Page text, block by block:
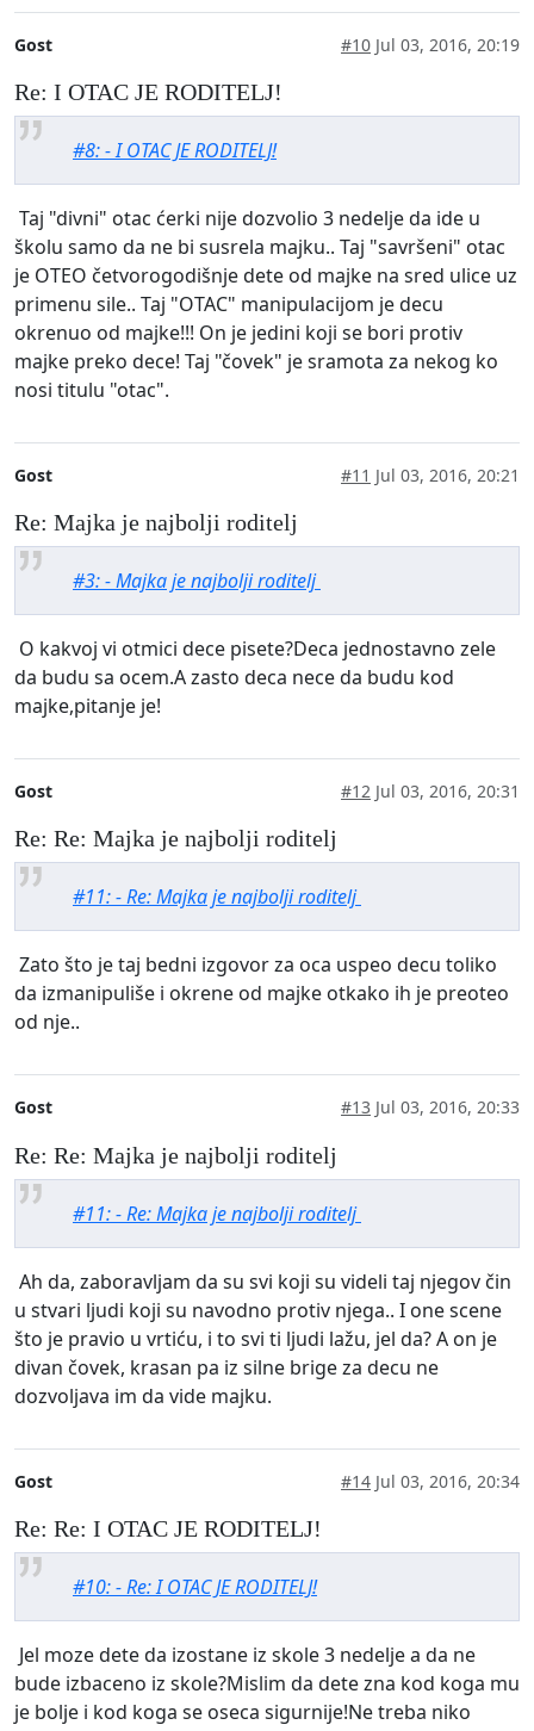
Gost #10 Jul 03, 2016, 20:19
Re: I OTAC JE RODITELJ!
#8: - I OTAC JE RODITELJ!
Taj "divni" otac ćerki nije dozvolio 3 nedelje da ide u
školu samo da ne bi susrela majku.. Taj "savršeni" otac
je OTEO četvorogodišnje dete od majke na sred ulice uz
primenu sile.. Taj "OTAC" manipulacijom je decu
okrenuo od majke!!! On je jedini koji se bori protiv
majke preko dece! Taj "čovek" je sramota za nekog ko
nosi titulu "otac".
Gost #11 Jul 03, 2016, 20:21
Re: Majka je najbolji roditelj
#3: - Majka je najbolji roditelj
O kakvoj vi otmici dece pisete?Deca jednostavno zele
da budu sa ocem.A zasto deca nece da budu kod
majke,pitanje je!
Gost #12 Jul 03, 2016, 20:31
Re: Re: Majka je najbolji roditelj
#11: - Re: Majka je najbolji roditelj
Zato što je taj bedni izgovor za oca uspeo decu toliko
da izmanipuliše i okrene od majke otkako ih je preoteo
od nje..
Gost #13 Jul 03, 2016, 20:33
Re: Re: Majka je najbolji roditelj
#11: - Re: Majka je najbolji roditelj
Ah da, zaboravljam da su svi koji su videli taj njegov čin
u stvari ljudi koji su navodno protiv njega.. I one scene
što je pravio u vrtiću, i to svi ti ljudi lažu, jel da? A on je
divan čovek, krasan pa iz silne brige za decu ne
dozvoljava im da vide majku.
Gost #14 Jul 03, 2016, 20:34
Re: Re: I OTAC JE RODITELJ!
#10: - Re: I OTAC JE RODITELJ!
Jel moze dete da izostane iz skole 3 nedelje a da ne
bude izbaceno iz skole?Mislim da dete zna kod koga mu
je bolje i kod koga se oseca sigurnije!Ne treba niko